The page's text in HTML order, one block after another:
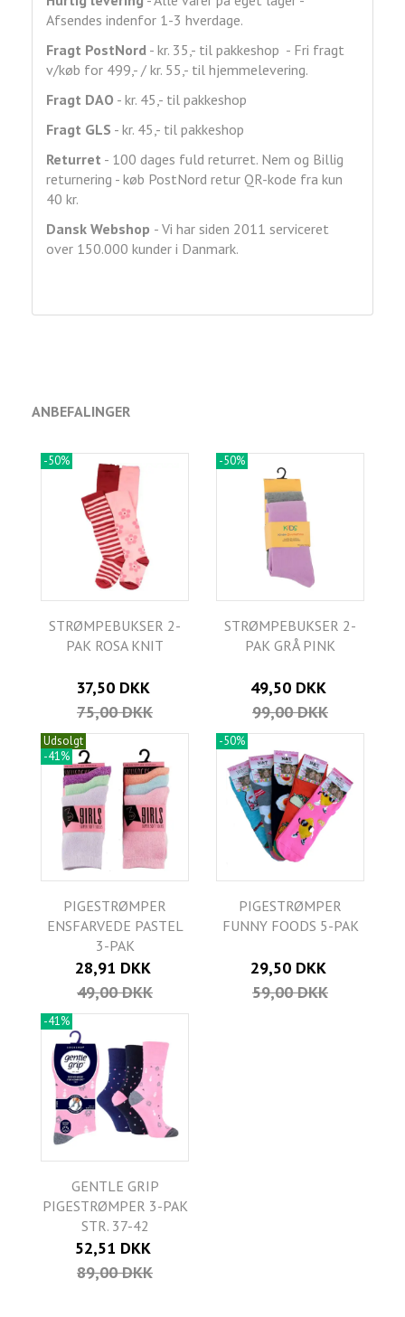
Afsendes indenfor 1-3 hverdage.
Fragt PostNord - kr. 35,- til pakkeshop - Fri fragt
v/køb for 499,- / kr. 55,- til hjemmelevering.
Fragt DAO - kr. 45,- til pakkeshop
Fragt GLS - kr. 45,- til pakkeshop
Returret - 100 dages fuld returret. Nem og Billig
returnering - køb PostNord retur QR-kode fra kun
40 kr.
Dansk Webshop - Vi har siden 2011 serviceret
over 150.000 kunder i Danmark.
ANBEFALINGER
-50%
STRØMPEBUKSER 2-
PAK ROSA KNIT
37,50 DKK
75,00 DKK
-50%
STRØMPEBUKSER 2-
PAK GRÅ PINK
49,50 DKK
99,00 DKK
Udsolgt
-41%
PIGESTRØMPER
ENSFARVEDE PASTEL
3-PAK
28,91 DKK
49,00 DKK
-50%
PIGESTRØMPER
FUNNY FOODS 5-PAK
29,50 DKK
59,00 DKK
-41%
GENTLE GRIP
PIGESTRØMPER 3-PAK
STR. 37-42
52,51 DKK
89,00 DKK